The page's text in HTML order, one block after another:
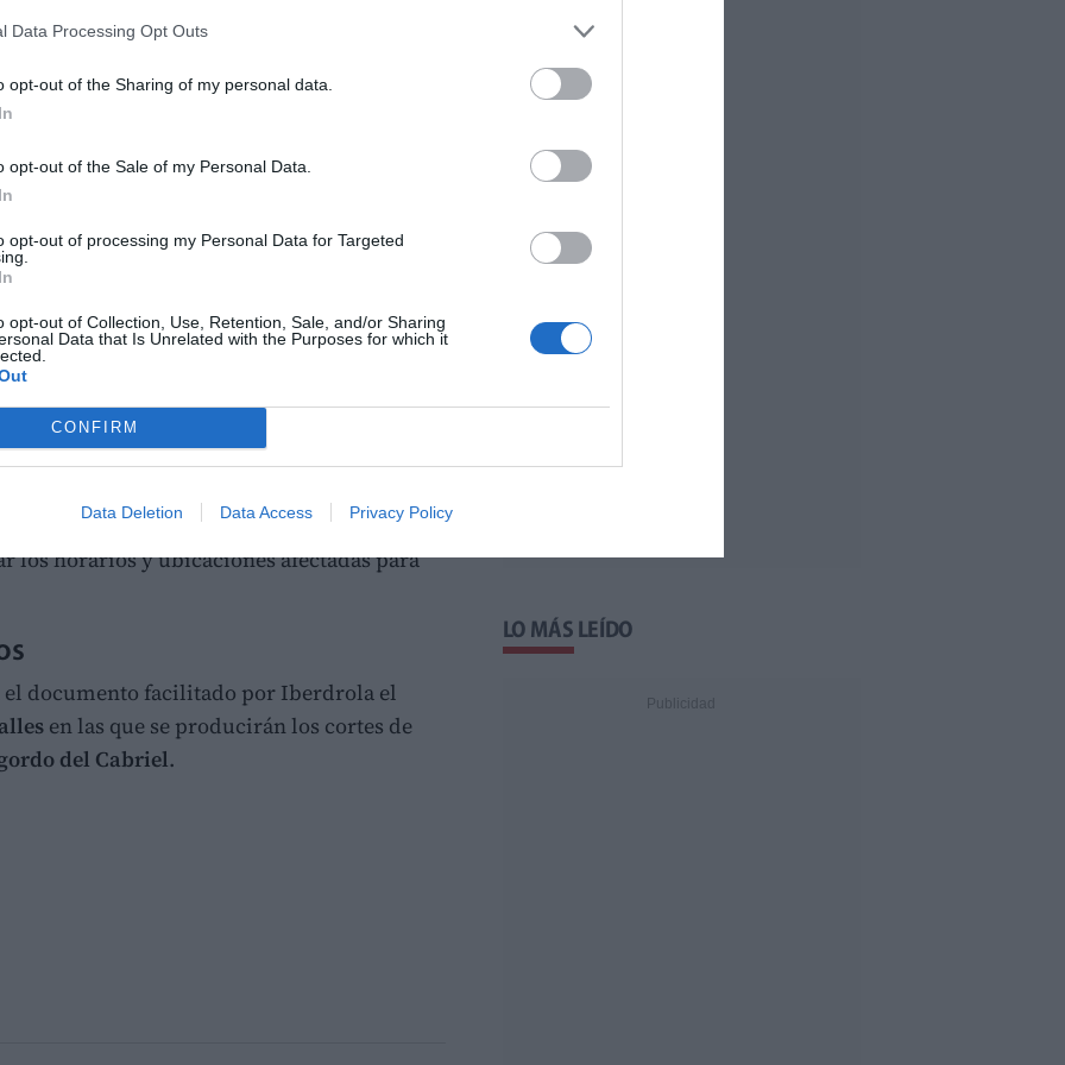
Data Processing Opt Outs
opt-out of the Sharing of my personal data.
opt-out of the Sale of my Personal Data.
opt-out of processing my Personal Data for Targeted
opt-out of Collection, Use, Retention, Sale, and/or Sharing
Data that Is Unrelated with the Purposes for which it
CONFIRM
Data Deletion Data Access Privacy Policy
por Iberdrola
de mantenimiento y mejora que la
de distribución.
la distribuidora, las
diferentes calles y zonas de ambos
el objetivo de garantizar el correcto
eléctricas y mejorar la calidad del
eléctrica
forman parte de las labores periódicas
red de distribución y que, para ejecutarlas
temporalmente el suministro
cortes programados, por lo que
los horarios y ubicaciones afectadas para
documento facilitado por Iberdrola el
en las que se producirán los cortes de
del Cabriel.
LO MÁS LEÍDO